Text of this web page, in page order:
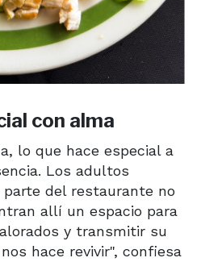
con alma
lo que hace especial a
Los adultos
del restaurante no
allí un espacio para
y transmitir su
hace revivir", confiesa